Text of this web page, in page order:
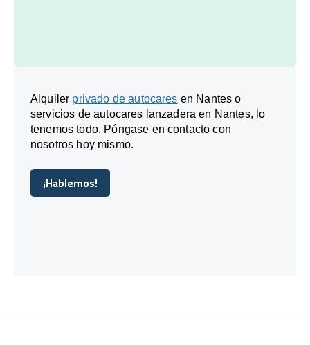
Alquiler privado de autocares en Nantes o
servicios de autocares lanzadera en Nantes, lo
tenemos todo. Póngase en contacto con
nosotros hoy mismo.
¡Hablemos!
¡Hablemos!